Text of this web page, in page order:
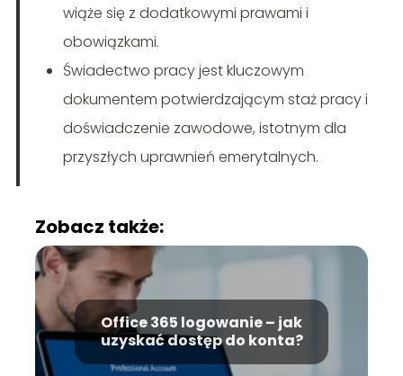
wiąże się z dodatkowymi prawami i
obowiązkami.
Świadectwo pracy jest kluczowym
dokumentem potwierdzającym staż pracy i
doświadczenie zawodowe, istotnym dla
przyszłych uprawnień emerytalnych.
Zobacz także:
Office 365 logowanie – jak
uzyskać dostęp do konta?